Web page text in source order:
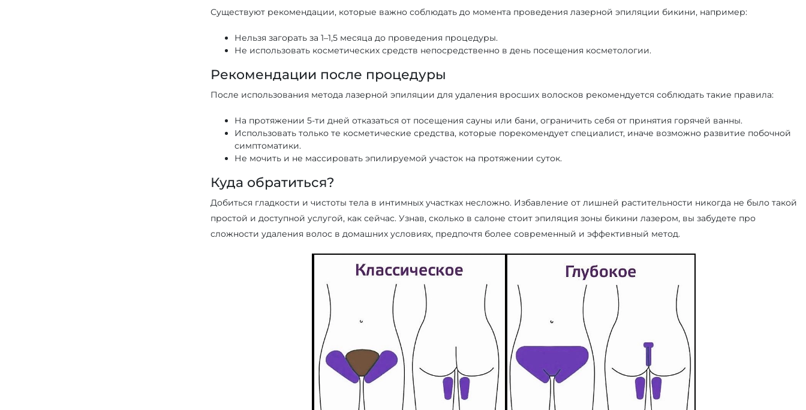
Существуют рекомендации, которые важно соблюдать до момента проведения лазерной эпиляции бикини, например:
Нельзя загорать за 1–1,5 месяца до проведения процедуры.
Не использовать косметических средств непосредственно в день посещения косметологии.
Рекомендации после процедуры
После использования метода лазерной эпиляции для удаления вросших волосков рекомендуется соблюдать такие правила:
На протяжении 5-ти дней отказаться от посещения сауны или бани, ограничить себя от принятия горячей ванны.
Использовать только те косметические средства, которые порекомендует специалист, иначе возможно развитие побочной
симптоматики.
Не мочить и не массировать эпилируемой участок на протяжении суток.
Куда обратиться?
Добиться гладкости и чистоты тела в интимных участках несложно. Избавление от лишней растительности никогда не было такой
простой и доступной услугой, как сейчас. Узнав, сколько в салоне стоит эпиляция зоны бикини лазером, вы забудете про
сложности удаления волос в домашних условиях, предпочтя более современный и эффективный метод.